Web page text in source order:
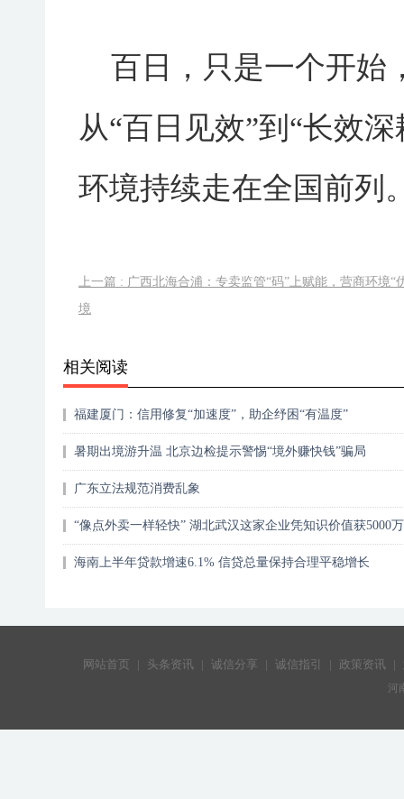
百日，只是一个开始
从“百日见效”到“长效
环境持续走在全国前列
上一篇 : 广西北海合浦：专卖监管“码”上赋能，营商环境“
境
相关阅读
福建厦门：信用修复“加速度”，助企纾困“有温度”
暑期出境游升温 北京边检提示警惕“境外赚快钱”骗局
广东立法规范消费乱象
“像点外卖一样轻快” 湖北武汉这家企业凭知识价值获5000万
海南上半年贷款增速6.1% 信贷总量保持合理平稳增长
网站首页 | 头条资讯 | 诚信分享 | 诚信指引 | 政策资讯 |
河